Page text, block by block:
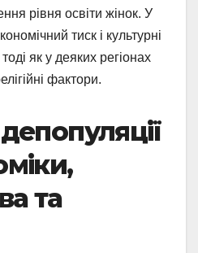
рівня освіти жінок. У
тиск і культурні
як у деяких регіонах
фактори.
та